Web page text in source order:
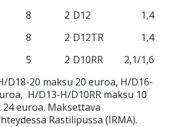
8 2 D12
1,4
8 2 D12TR
1,4
5 2 D10RR
2,1/1,6
D18-20 maksu 20 euroa, H/D16-
H/D13-H/D10RR maksu 10
euroa. Maksettava
Rastilipussa (IRMA).